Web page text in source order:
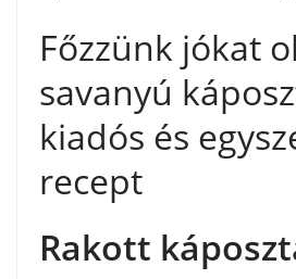
o
k
Főzzünk jókat
savanyú
kiadós és
recept
Rakott